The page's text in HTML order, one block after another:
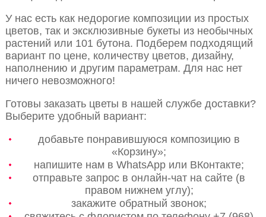
У нас есть как недорогие композиции из простых
цветов, так и эксклюзивные букеты из необычных
растений или 101 бутона. Подберем подходящий
вариант по цене, количеству цветов, дизайну,
наполнению и другим параметрам. Для нас нет
ничего невозможного!
Готовы заказать цветы в нашей службе доставки?
Выберите удобный вариант:
добавьте понравившуюся композицию в
«Корзину»;
напишите нам в WhatsApp или ВКонтакте;
отправьте запрос в онлайн-чат на сайте (в
правом нижнем углу);
закажите обратный звонок;